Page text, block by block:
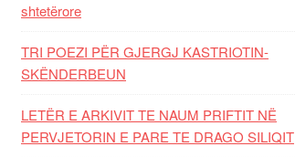
shtetërore
TRI POEZI PËR GJERGJ KASTRIOTIN-
SKËNDERBEUN
LETËR E ARKIVIT TE NAUM PRIFTIT NË
PERVJETORIN E PARE TE DRAGO SILIQIT